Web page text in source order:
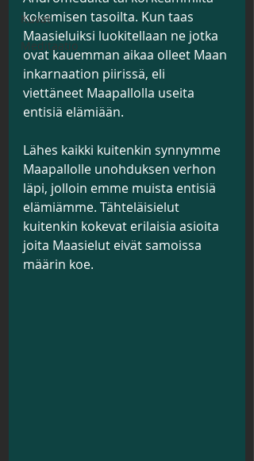
Kuvat
Meditaatio
kokemisen tasoilta. Kun taas
Maasieluiksi luokitellaan ne jotka
ovat kauemman aikaa olleet Maan
inkarnaation piirissä, eli
viettäneet Maapallolla useita
entisiä elämiään.
Lähes kaikki kuitenkin synnymme
Maapallolle unohduksen verhon
läpi, jolloin emme muista entisiä
elämiämme. Tähteläisielut
kuitenkin kokevat erilaisia asioita
joita Maasielut eivät samoissa
määrin koe.